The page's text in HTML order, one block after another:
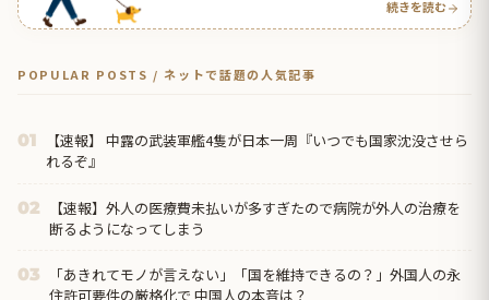
続きを読む
POPULAR POSTS / ネットで話題の人気記事
01
【速報】 中露の武装軍艦4隻が日本一周『いつでも国家沈没させら
れるぞ』
02
【速報】外人の医療費未払いが多すぎたので病院が外人の治療を
断るようになってしまう
03
「あきれてモノが言えない」「国を維持できるの？」外国人の永
住許可要件の厳格化で 中国人の本音は？